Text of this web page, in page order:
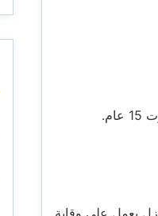
يعمل علي وقاية